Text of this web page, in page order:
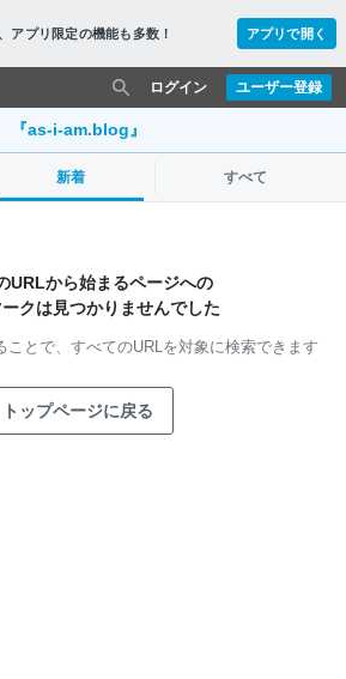
アプリ限定の機能も多数！ アプリで開く
ユーザー登録
ログイン
『as-i-am.blog』
新着 すべて
URLから始まるページへの
クは見つかりませんでした
とで、 すべてのURLを対象に検索できます
トップページに戻る